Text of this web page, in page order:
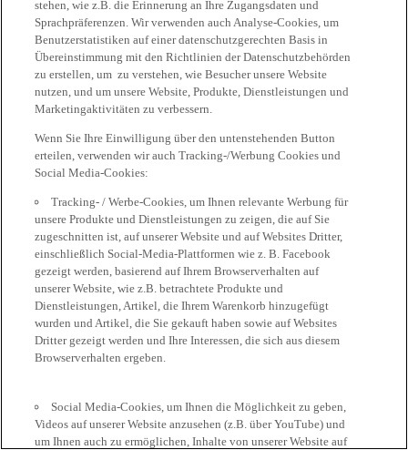
stehen, wie z.B. die Erinnerung an Ihre Zugangsdaten und
Sprachpräferenzen. Wir verwenden auch Analyse-Cookies, um
Benutzerstatistiken auf einer datenschutzgerechten Basis in
Übereinstimmung mit den Richtlinien der Datenschutzbehörden
zu erstellen, um zu verstehen, wie Besucher unsere Website
nutzen, und um unsere Website, Produkte, Dienstleistungen und
Marketingaktivitäten zu verbessern.
Wenn Sie Ihre Einwilligung über den untenstehenden Button
erteilen, verwenden wir auch Tracking-/Werbung Cookies und
Social Media-Cookies:
Tracking- / Werbe-Cookies, um Ihnen relevante Werbung für
unsere Produkte und Dienstleistungen zu zeigen, die auf Sie
zugeschnitten ist, auf unserer Website und auf Websites Dritter,
einschließlich Social-Media-Plattformen wie z. B. Facebook
gezeigt werden, basierend auf Ihrem Browserverhalten auf
unserer Website, wie z.B. betrachtete Produkte und
Dienstleistungen, Artikel, die Ihrem Warenkorb hinzugefügt
wurden und Artikel, die Sie gekauft haben sowie auf Websites
Dritter gezeigt werden und Ihre Interessen, die sich aus diesem
Browserverhalten ergeben.
Social Media-Cookies, um Ihnen die Möglichkeit zu geben,
Videos auf unserer Website anzusehen (z.B. über YouTube) und
um Ihnen auch zu ermöglichen, Inhalte von unserer Website auf